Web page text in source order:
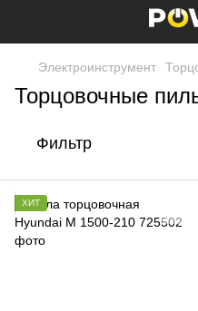
Электроинструмент
Торцовочные
Фильтр
ХИТ